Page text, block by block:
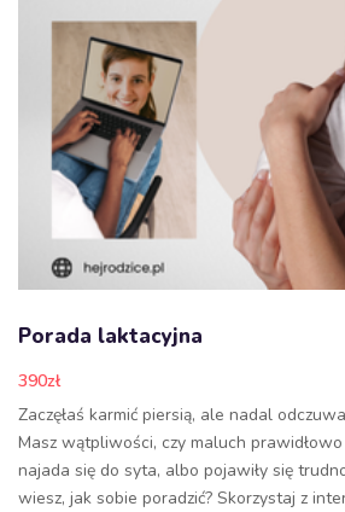
Porada laktacyjna
390zł
Zaczęłaś karmić piersią, ale nadal
Masz wątpliwości, czy maluch
najada się do syta, albo pojawiły się
wiesz, jak sobie poradzić? Skorzystaj z